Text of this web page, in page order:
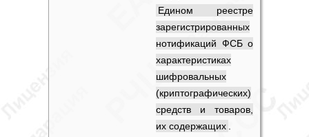
Едином реестре
зарегистрированных
нотификаций ФСБ о
характеристиках
шифровальных
(криптографических)
средств и товаров,
их содержащих